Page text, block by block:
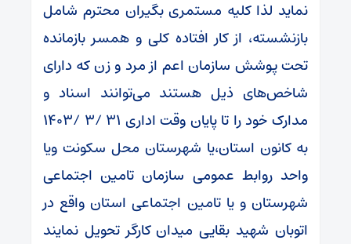
نماید لذا کلیه مستمری بگیران محترم شامل
بازنشسته، از کار افتاده کلی و همسر بازمانده
تحت پوشش سازمان اعم از مرد و زن که دارای
شاخص‌های ذیل هستند می‌توانند اسناد و
مدارک خود را تا پایان وقت اداری ۳۱ /۳ /۱۴۰۳
به کانون‌ استان،یا شهرستان محل سکونت ویا
واحد روابط عمومی سازمان تامین اجتماعی
شهرستان و یا تامین اجتماعی استان واقع در
اتوبان شهید بقایی میدان کارگر تحویل نمایند